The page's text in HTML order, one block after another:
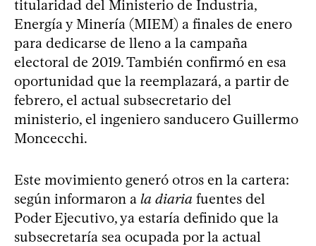
titularidad del Ministerio de Industria,
Energía y Minería (MIEM) a finales de enero
para dedicarse de lleno a la campaña
electoral de 2019. También confirmó en esa
oportunidad que la reemplazará, a partir de
febrero, el actual subsecretario del
ministerio, el ingeniero sanducero Guillermo
Moncecchi.
Este movimiento generó otros en la cartera:
según informaron a la diaria fuentes del
Poder Ejecutivo, ya estaría definido que la
subsecretaría sea ocupada por la actual